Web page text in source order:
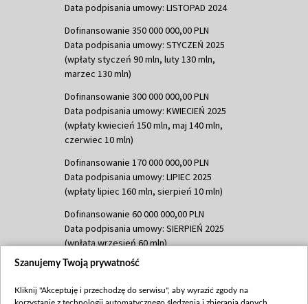
Data podpisania umowy: LISTOPAD 2024
Dofinansowanie 350 000 000,00 PLN
Data podpisania umowy: STYCZEŃ 2025
(wpłaty styczeń 90 mln, luty 130 mln,
marzec 130 mln)
Dofinansowanie 300 000 000,00 PLN
Data podpisania umowy: KWIECIEŃ 2025
(wpłaty kwiecień 150 mln, maj 140 mln,
czerwiec 10 mln)
Dofinansowanie 170 000 000,00 PLN
Data podpisania umowy: LIPIEC 2025
(wpłaty lipiec 160 mln, sierpień 10 mln)
Dofinansowanie 60 000 000,00 PLN
Data podpisania umowy: SIERPIEŃ 2025
(wpłata wrzesień 60 mln)
Dofinansowanie 635 783 051,21 PLN
(wpłata wrzesień 100 mln, październik 350
Szanujemy Twoją prywatność
Kliknij "Akceptuję i przechodzę do serwisu", aby wyrazić zgody na